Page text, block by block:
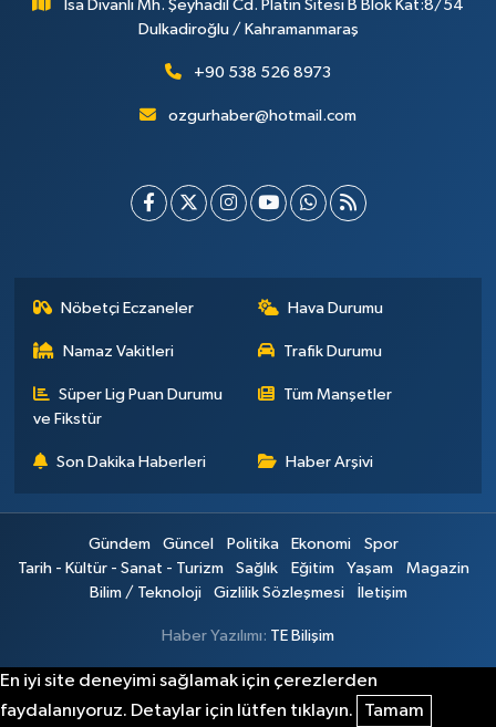
İsa Divanlı Mh. Şeyhadil Cd. Platin Sitesi B Blok Kat:8/54
Dulkadiroğlu / Kahramanmaraş
+90 538 526 8973
ozgurhaber@hotmail.com
Nöbetçi Eczaneler Hava Durumu
Namaz Vakitleri Trafik Durumu
Süper Lig Puan Durumu
ve Fikstür
Tüm Manşetler
Son Dakika Haberleri Haber Arşivi
Gündem Güncel Politika Ekonomi
Spor
Tarih - Kültür - Sanat - Turizm
Sağlık Eğitim Yaşam
Magazin
Bilim / Teknoloji
Gizlilik Sözleşmesi İletişim
Haber Yazılımı: TE Bilişim
En iyi site deneyimi sağlamak için çerezlerden
faydalanıyoruz. Detaylar için lütfen tıklayın.
Tamam